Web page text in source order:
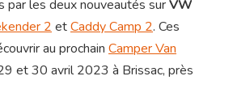
par les deux nouveautés surVW
2etCaddy Camp 2. Ces
au prochain Camper Van
et 30 avril 2023 à Brissac, près